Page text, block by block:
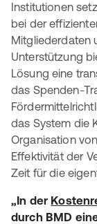
Institutionen
bei der
Mitgliederdaten
Unterstützung
Lösung eine
das Spenden-
das System die
Organisation
Effektivität der
Zeit für die
„In der
durch BMD